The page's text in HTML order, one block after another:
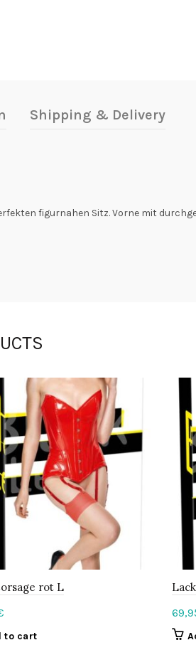
Shipping & Delivery
figurnahen Sitz. Vorne mit
rot L
to cart